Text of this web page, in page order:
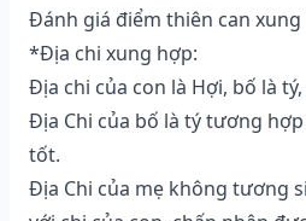
Đánh giá điểm thiên can xung
*Địa chi xung hợp:
Địa chi của con là Hợi, bố là
Địa Chi của bố là tý tương
tốt.
Địa Chi của mẹ không tương